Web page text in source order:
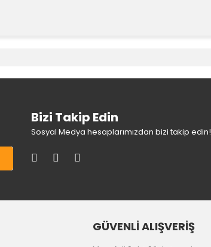
Bizi Takip Edin
Sosyal Medya hesaplarımızdan bizi takip edin!
GÜVENLİ ALIŞVERİŞ